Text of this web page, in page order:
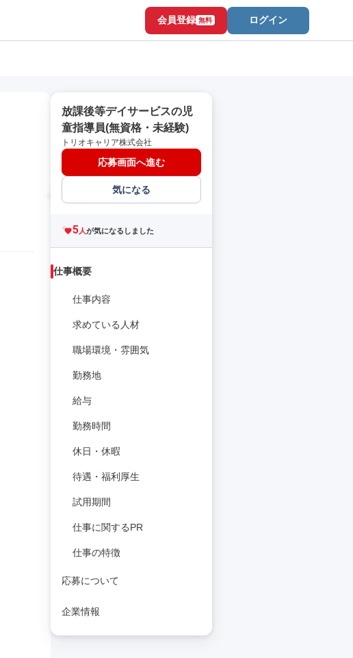
会員登録 無料 ログイン
放課後等デイサービスの児
童指導員(無資格・未経験)
トリオキャリア株式会社
応募画面へ進む
気になる
5人が気になるしました
仕事概要
仕事内容
求めている人材
職場環境・雰囲気
勤務地
給与
勤務時間
休日・休暇
待遇・福利厚生
試用期間
仕事に関するPR
仕事の特徴
応募について
企業情報